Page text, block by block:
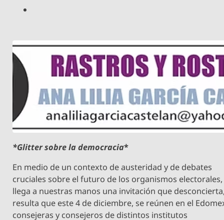
*Glitter sobre la democracia*
En medio de un contexto de austeridad y de debates
cruciales sobre el futuro de los organismos electorales,
llega a nuestras manos una invitación que
resulta que este 4 de diciembre, se reúnen en el
consejeras y consejeros de distintos institutos